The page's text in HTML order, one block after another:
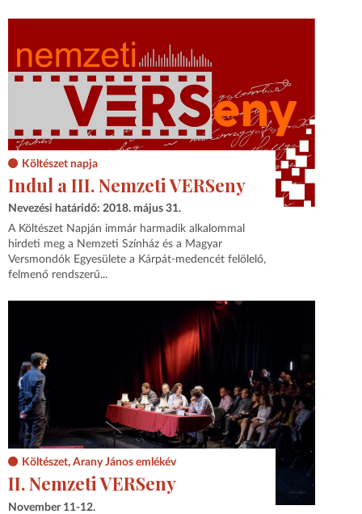
Költészet napja
Indul a III. Nemzeti VERSeny
Nevezési határidő: 2018. május 31.
A Költészet Napján immár harmadik alkalommal
hirdeti meg a Nemzeti Színház és a Magyar
Versmondók Egyesülete a Kárpát-medencét felölelő,
felmenő rendszerű...
Költészet, Arany János emlékév
II. Nemzeti VERSeny
November 11-12.